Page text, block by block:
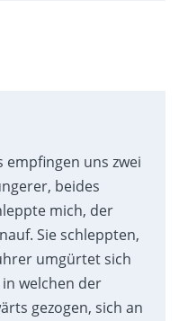
empfingen uns zwei
beides
mich, der
Sie schleppten,
umgürtet sich
welchen der
gezogen, sich an